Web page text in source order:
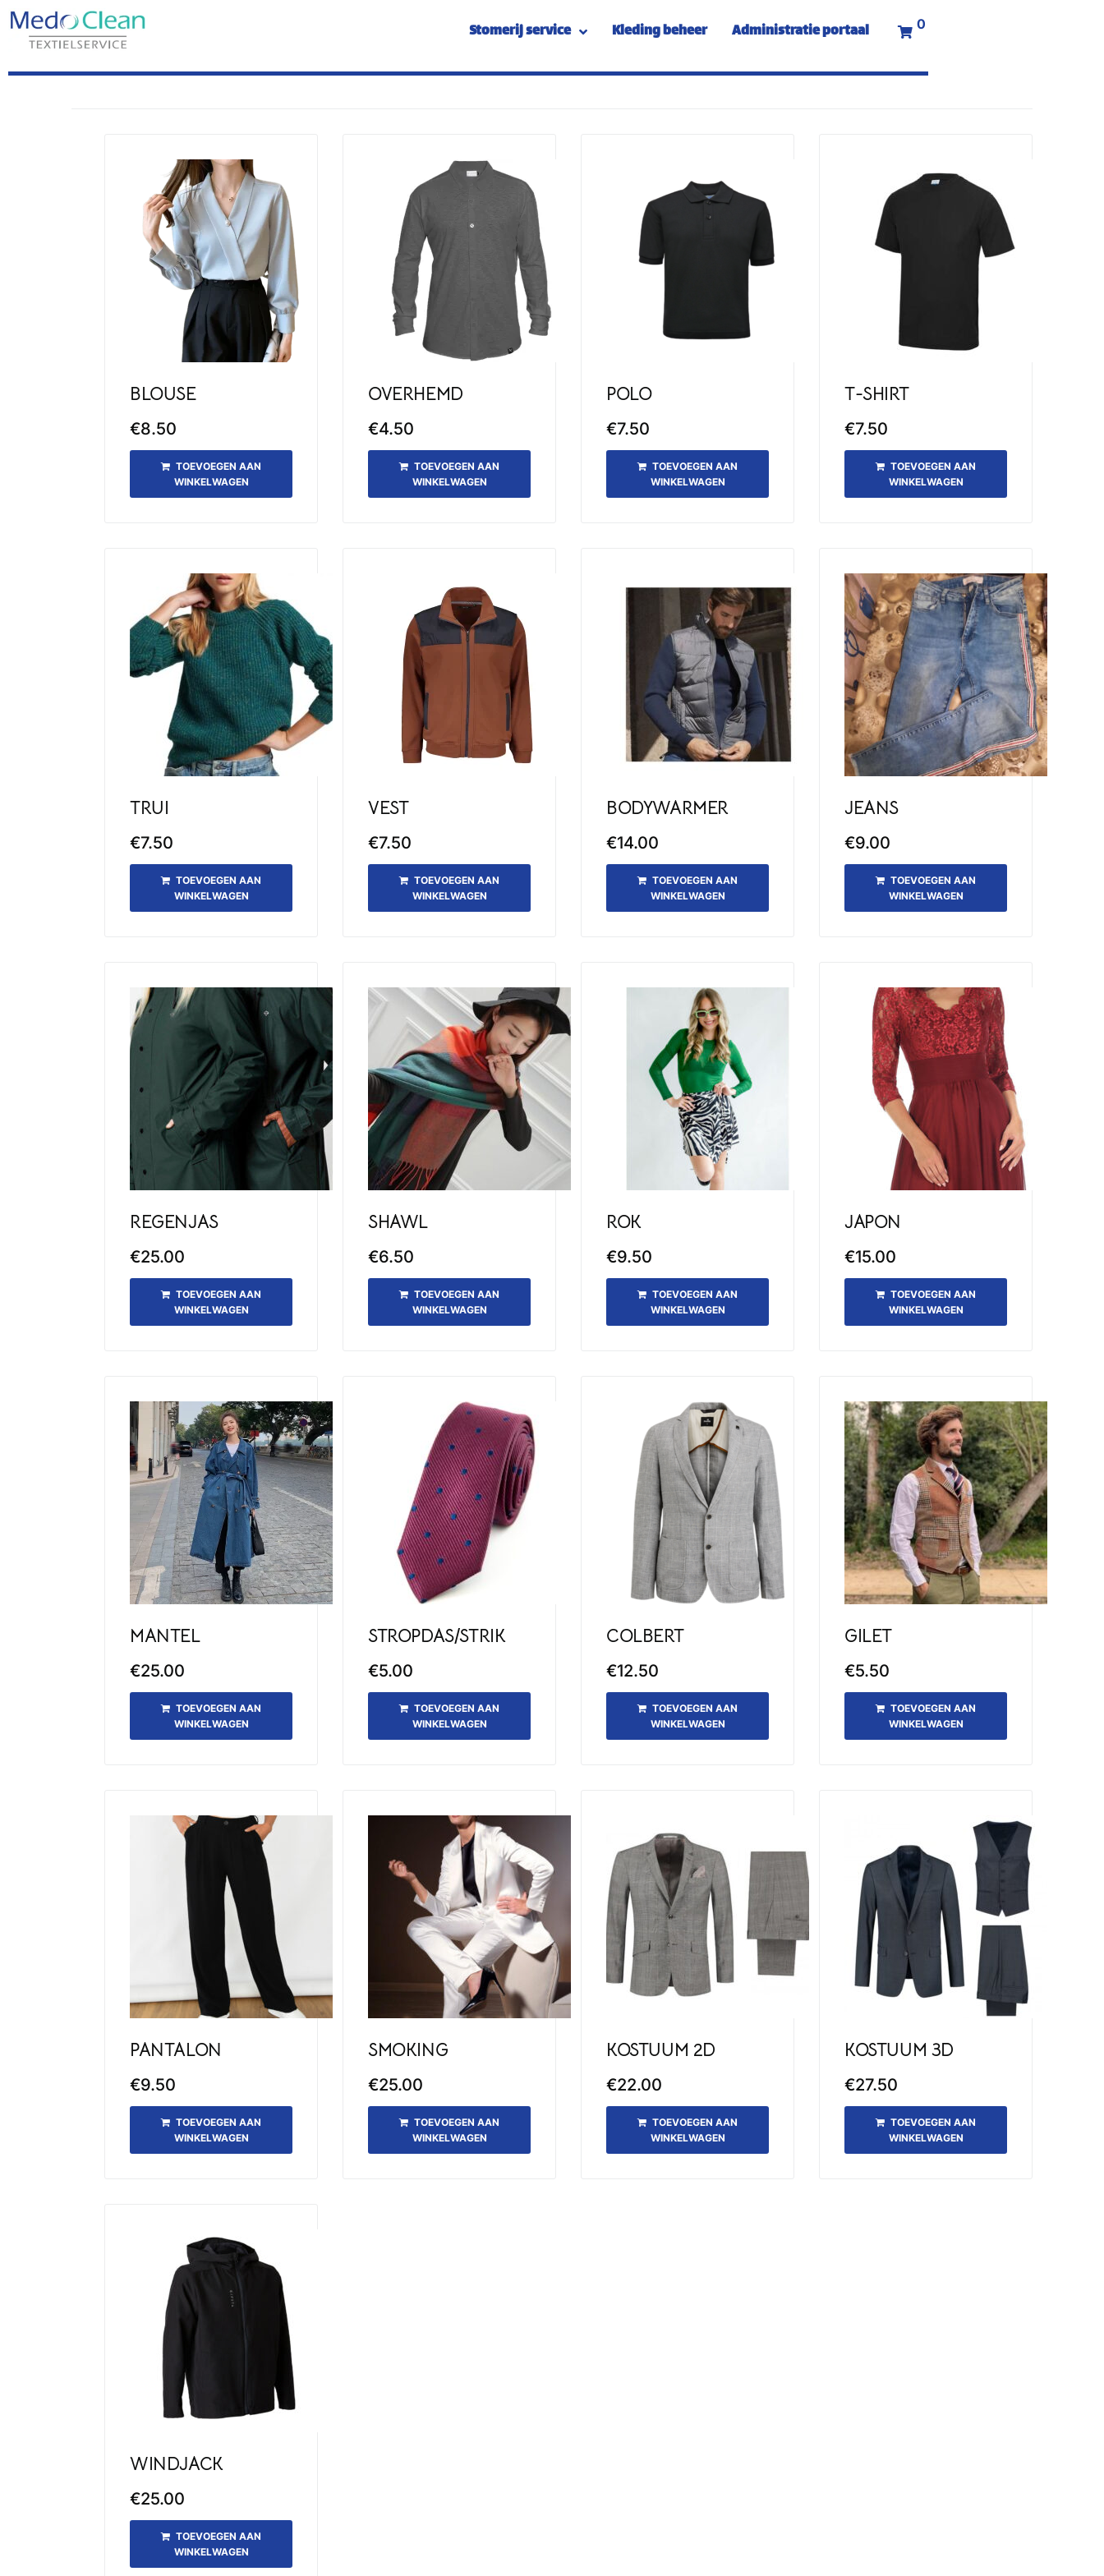
Stomerij service Kleding beheer Administratie portaal 0
BLOUSE
€8.50
TOEVOEGEN AAN
WINKELWAGEN
OVERHEMD
€4.50
TOEVOEGEN AAN
WINKELWAGEN
POLO
€7.50
TOEVOEGEN AAN
WINKELWAGEN
T-SHIRT
€7.50
TOEVOEGEN AAN
WINKELWAGEN
TRUI
€7.50
TOEVOEGEN AAN
WINKELWAGEN
VEST
€7.50
TOEVOEGEN AAN
WINKELWAGEN
BODYWARMER
€14.00
TOEVOEGEN AAN
WINKELWAGEN
JEANS
€9.00
TOEVOEGEN AAN
WINKELWAGEN
REGENJAS
€25.00
TOEVOEGEN AAN
WINKELWAGEN
SHAWL
€6.50
TOEVOEGEN AAN
WINKELWAGEN
ROK
€9.50
TOEVOEGEN AAN
WINKELWAGEN
JAPON
€15.00
TOEVOEGEN AAN
WINKELWAGEN
MANTEL
€25.00
TOEVOEGEN AAN
WINKELWAGEN
STROPDAS/STRIK
€5.00
TOEVOEGEN AAN
WINKELWAGEN
COLBERT
€12.50
TOEVOEGEN AAN
WINKELWAGEN
GILET
€5.50
TOEVOEGEN AAN
WINKELWAGEN
PANTALON
€9.50
TOEVOEGEN AAN
WINKELWAGEN
SMOKING
€25.00
TOEVOEGEN AAN
WINKELWAGEN
KOSTUUM 2D
€22.00
TOEVOEGEN AAN
WINKELWAGEN
KOSTUUM 3D
€27.50
TOEVOEGEN AAN
WINKELWAGEN
WINDJACK
€25.00
TOEVOEGEN AAN
WINKELWAGEN